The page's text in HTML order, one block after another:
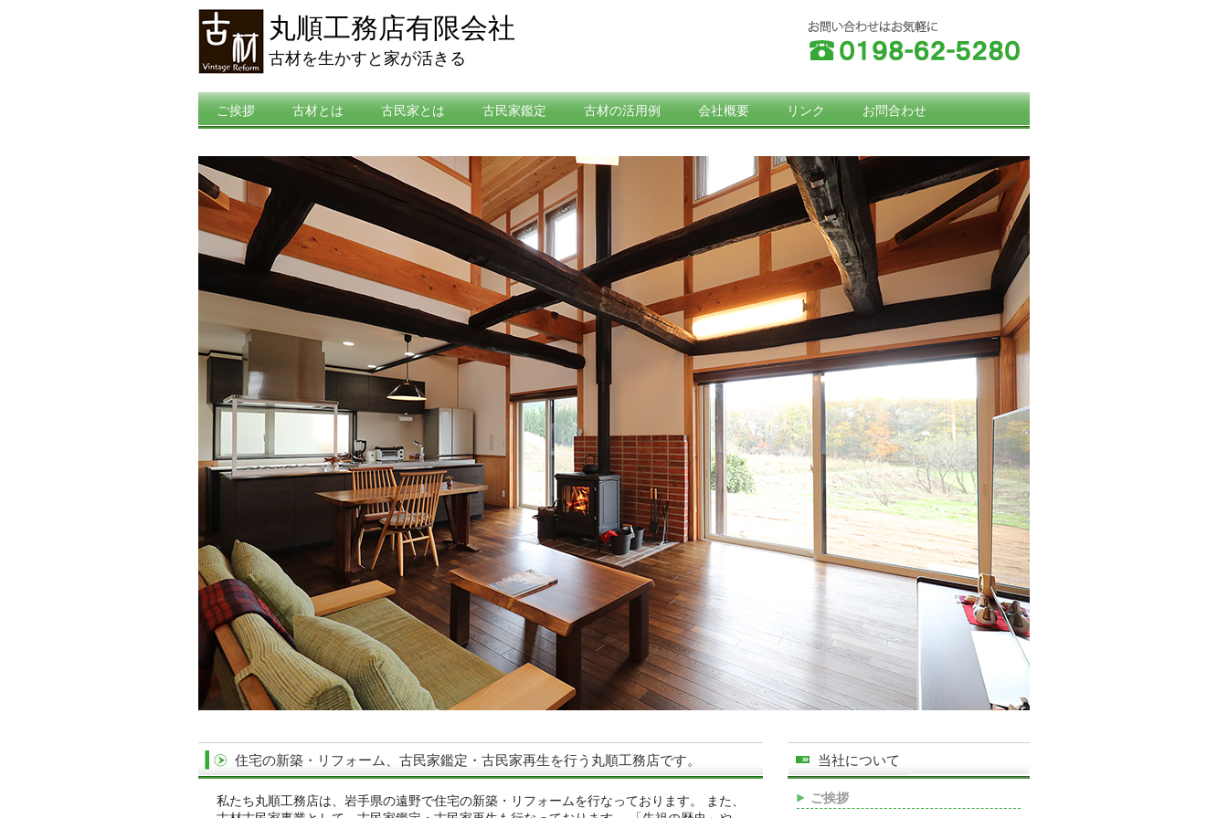
丸順工務店有限会社
古材を生かすと家が活きる
ご挨拶 古材とは 古民家とは 古民家鑑定 古材の活用例 会社概要 リンク お問合わせ
住宅の新築・リフォーム、古民家鑑定・古民家再生を行う丸順工務店です。
私たち丸順工務店は、岩手県の遠野で住宅の新築・リフォームを行なっております。 また、
当社について
ご挨拶